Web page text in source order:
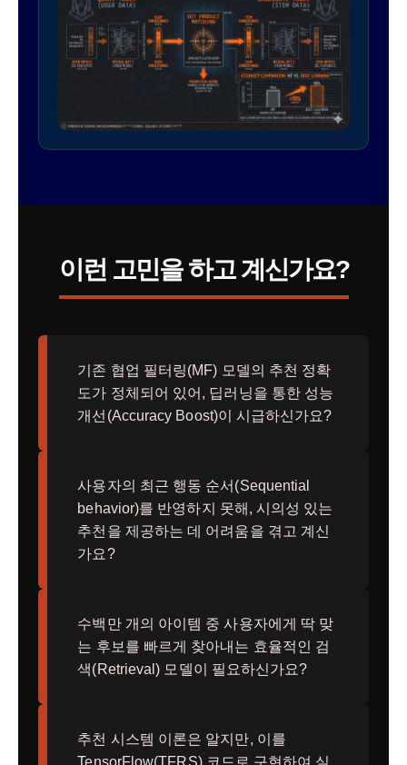
이런 고민을 하고 계신가요?
기존 협업 필터링(MF) 모델의 추천 정확
도가 정체되어 있어, 딥러닝을 통한 성능
개선(Accuracy Boost)이 시급하신가요?
사용자의 최근 행동 순서(Sequential
behavior)를 반영하지 못해, 시의성 있는
추천을 제공하는 데 어려움을 겪고 계신
가요?
수백만 개의 아이템 중 사용자에게 딱 맞
는 후보를 빠르게 찾아내는 효율적인 검
색(Retrieval) 모델이 필요하신가요?
추천 시스템 이론은 알지만, 이를